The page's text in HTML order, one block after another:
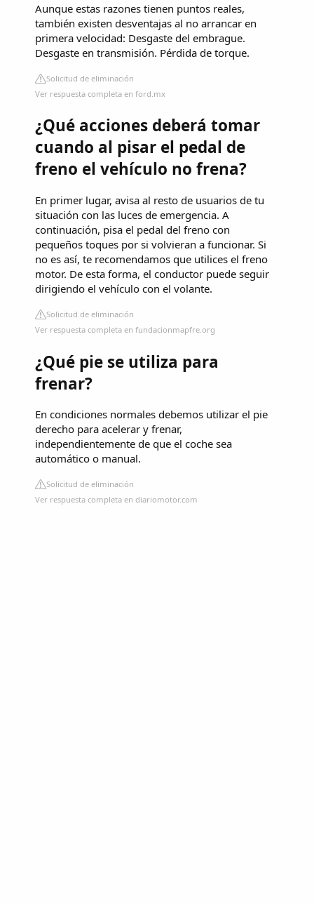
Aunque estas razones tienen puntos reales,
también existen desventajas al no arrancar en
primera velocidad: Desgaste del embrague.
Desgaste en transmisión. Pérdida de torque.
Solicitud de eliminación
Ver respuesta completa en ford.mx
¿Qué acciones deberá tomar
cuando al pisar el pedal de
freno el vehículo no frena?
En primer lugar, avisa al resto de usuarios de tu
situación con las luces de emergencia. A
continuación, pisa el pedal del freno con
pequeños toques por si volvieran a funcionar. Si
no es así, te recomendamos que utilices el freno
motor. De esta forma, el conductor puede seguir
dirigiendo el vehículo con el volante.
Solicitud de eliminación
Ver respuesta completa en fundacionmapfre.org
¿Qué pie se utiliza para
frenar?
En condiciones normales debemos utilizar el pie
derecho para acelerar y frenar,
independientemente de que el coche sea
automático o manual.
Solicitud de eliminación
Ver respuesta completa en diariomotor.com